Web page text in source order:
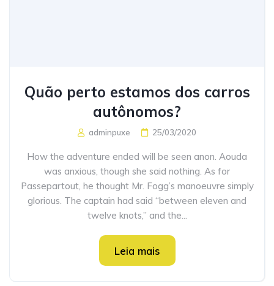
Quão perto estamos dos carros
autônomos?
adminpuxe 25/03/2020
How the adventure ended will be seen anon. Aouda
was anxious, though she said nothing. As for
Passepartout, he thought Mr. Fogg’s manoeuvre simply
glorious. The captain had said “between eleven and
twelve knots,” and the...
Leia mais